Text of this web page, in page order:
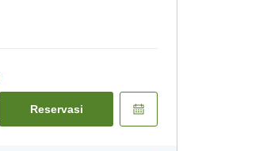
Reservasi